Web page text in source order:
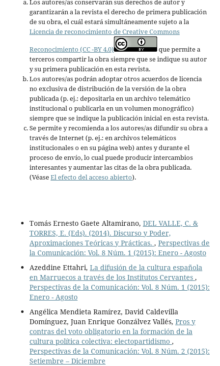
Los autores/as conservarán sus derechos de autor y
garantizarán a la revista el derecho de primera publicación
de su obra, el cuál estará simultáneamente sujeto a la
Licencia de reconocimiento de Creative Commons
Reconocimiento (CC -BY 4.0)
que permite a
terceros compartir la obra siempre que se indique su autor
y su primera publicación en esta revista.
Los autores/as podrán adoptar otros acuerdos de licencia
no exclusiva de distribución de la versión de la obra
publicada (p. ej.: depositarla en un archivo telemático
institucional o publicarla en un volumen monográfico)
siempre que se indique la publicación inicial en esta revista.
Se permite y recomienda a los autores/as difundir su obra a
través de Internet (p. ej.: en archivos telemáticos
institucionales o en su página web) antes y durante el
proceso de envío, lo cual puede producir intercambios
interesantes y aumentar las citas de la obra publicada.
(VéaseEl efecto del acceso abierto).
Tomás Ernesto Gaete Altamirano, DEL VALLE, C. &
TORRES, E. (Eds). (2014). Discurso y Poder,
Aproximaciones Teóricas y Prácticas. , Perspectivas de
la Comunicación: Vol. 8 Núm. 1 (2015): Enero - Agosto
Azeddine Ettahri, La difusión de la cultura española
en Marruecos a través de los Institutos Cervantes ,
Perspectivas de la Comunicación: Vol. 8 Núm. 1 (2015):
Enero - Agosto
Angélica Mendieta Ramírez, David Caldevilla
Domínguez, Juan Enrique Gonzálvez Vallés, Pros y
contras del voto obligatorio en la formación de la
cultura política colectiva: electopartidismo ,
Perspectivas de la Comunicación: Vol. 8 Núm. 2 (2015):
Setiembre – Diciembre